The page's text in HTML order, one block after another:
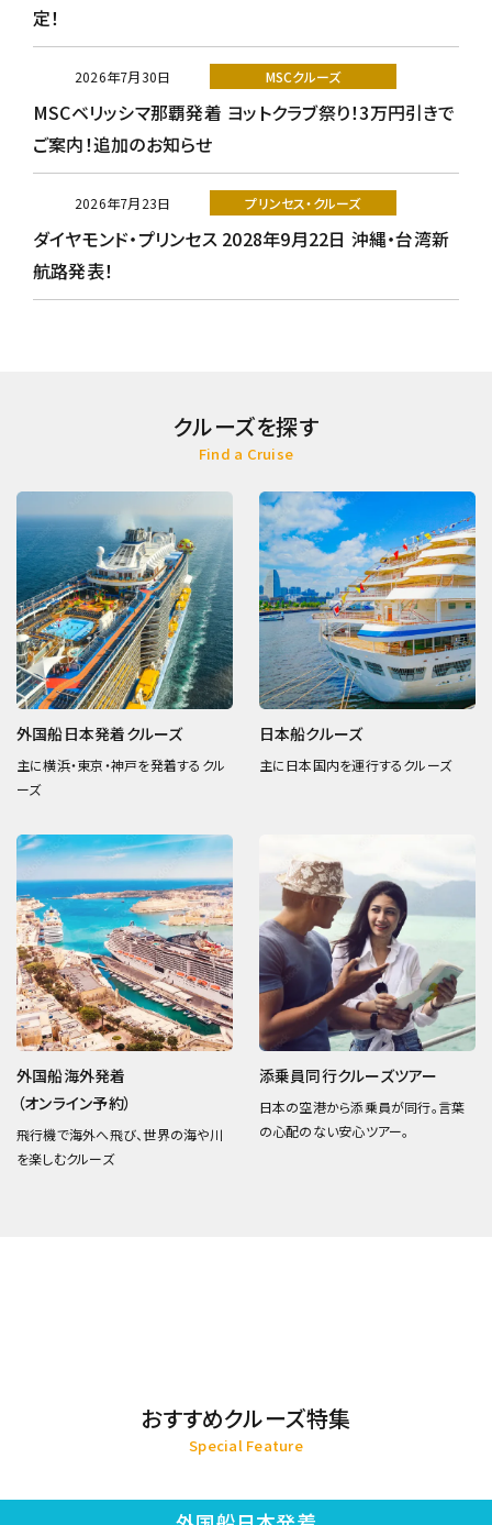
定！
2026年7月30日 MSCクルーズ
MSCベリッシマ那覇発着 ヨットクラブ祭り！3万円引きで
ご案内！追加のお知らせ
2026年7月23日 プリンセス・クルーズ
ダイヤモンド・プリンセス 2028年9月22日 沖縄・台湾新
航路発表！
クルーズを探す
Find a Cruise
外国船日本発着クルーズ
主に横浜・東京・神戸を発着するクル
ーズ
日本船クルーズ
主に日本国内を運行するクルーズ
外国船海外発着
（オンライン予約）
飛行機で海外へ飛び、世界の海や川
を楽しむクルーズ
添乗員同行クルーズツアー
日本の空港から添乗員が同行。言葉
の心配のない安心ツアー。
おすすめクルーズ特集
Special Feature